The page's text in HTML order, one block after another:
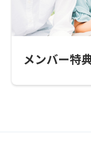
メンバー特